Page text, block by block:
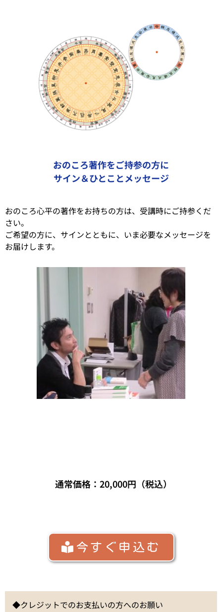
おのころ著作をご持参の方に
サイン＆ひとことメッセージ
おのころ心平の著作をお持ちの方は、受講時にご持参くだ
さい。
ご希望の方に、サインとともに、いま必要なメッセージを
お届けします。
通常価格：20,000円（税込）
今すぐ申込む
◆クレジットでのお支払いの方へのお願い